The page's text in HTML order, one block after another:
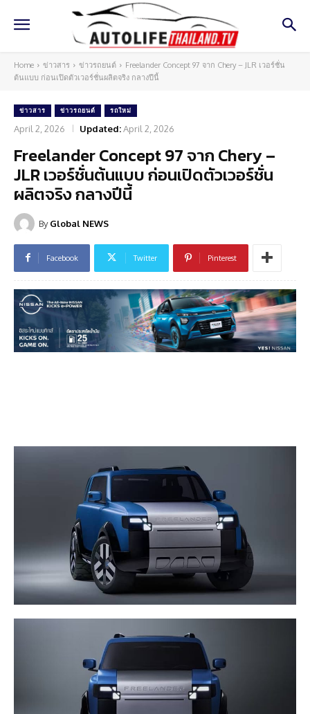
Home ข่าวสาร ข่าวรถยนต์
Freelander Concept 97 จาก Chery – JLR เวอร์ชั่น
ต้นแบบ ก่อนเปิดตัวเวอร์ชั่นผลิตจริง กลางปีนี้
ข่าวสาร ข่าวรถยนต์ รถใหม่
April 2, 2026 Updated:April 2, 2026
Freelander Concept 97 จาก Chery –
JLR เวอร์ชั่นต้นแบบ ก่อนเปิดตัวเวอร์ชั่น
ผลิตจริง กลางปีนี้
By Global NEWS
Facebook Twitter Pinterest